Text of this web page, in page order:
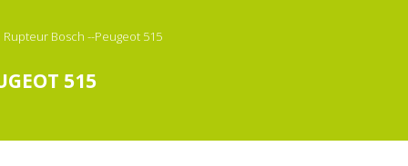
Rupteur Bosch --Peugeot 515
515